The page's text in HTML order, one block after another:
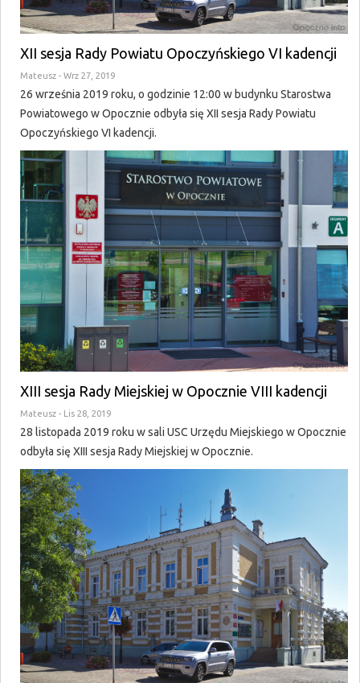
XII sesja Rady Powiatu Opoczyńskiego VI kadencji
Mateusz - Wrz 27, 2019
26 września 2019 roku, o godzinie 12:00 w budynku Starostwa
Powiatowego w Opocznie odbyła się XII sesja Rady Powiatu
Opoczyńskiego VI kadencji.
XIII sesja Rady Miejskiej w Opocznie VIII kadencji
Mateusz - Lis 28, 2019
28 listopada 2019 roku w sali USC Urzędu Miejskiego w Opocznie
odbyła się XIII sesja Rady Miejskiej w Opocznie.